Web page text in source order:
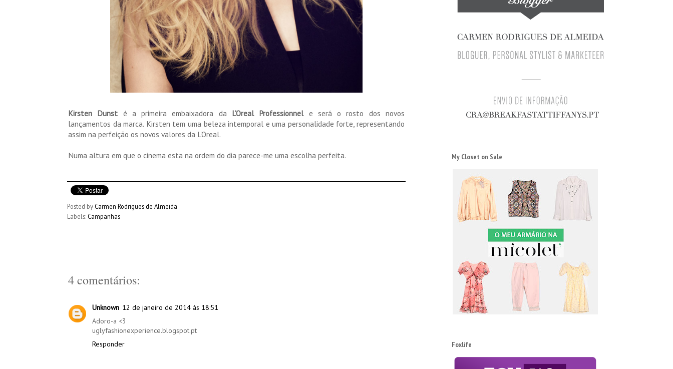
Kirsten Dunst é a primeira embaixadora da L'Oreal Professionnel e será o rosto dos novos
lançamentos da marca. Kirsten tem uma beleza intemporal e uma personalidade forte, representando
assim na perfeição os novos valores da L'Oreal.
Numa altura em que o cinema esta na ordem do dia parece-me uma escolha perfeita.
Posted by Carmen Rodrigues de Almeida
Labels: Campanhas
4 comentários:
Unknown 12 de janeiro de 2014 às 18:51
Adoro-a <3
uglyfashionexperience.blogspot.pt
Responder
My Closet on Sale
Foxlife